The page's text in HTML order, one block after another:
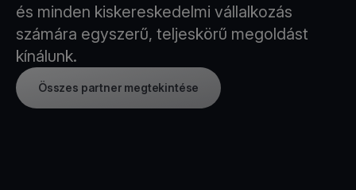
és minden kiskereskedelmi vállalkozás
számára egyszerű, teljeskörű megoldást
kínálunk.
Összes partner megtekintése